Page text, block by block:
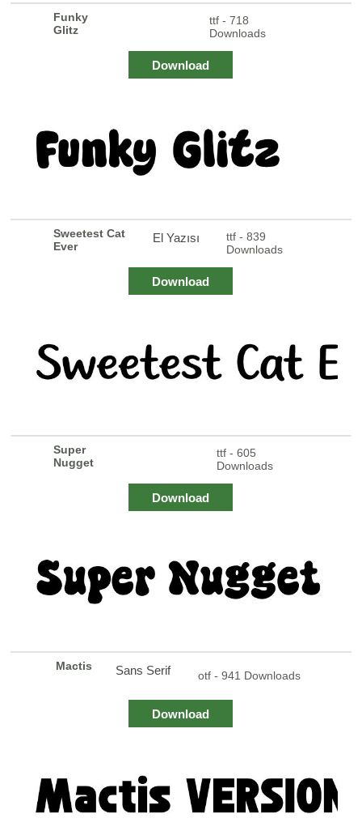
Funky
Glitz
ttf - 718
Downloads
Download
Sweetest Cat
Ever
El Yazısı
ttf - 839
Downloads
Download
Super
Nugget
ttf - 605
Downloads
Download
Mactis Sans Serif otf - 941 Downloads
Download